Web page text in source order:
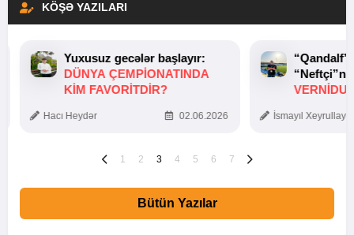
KÖŞƏ YAZILARI
Yuxusuz gecələr başlayır:
DÜNYA ÇEMPIONATINDA
KIM FAVORITDIR?
Hacı Heydər 02.06.2026 İsmayıl
1 2 3 4 5 6 7
Bütün Yazılar